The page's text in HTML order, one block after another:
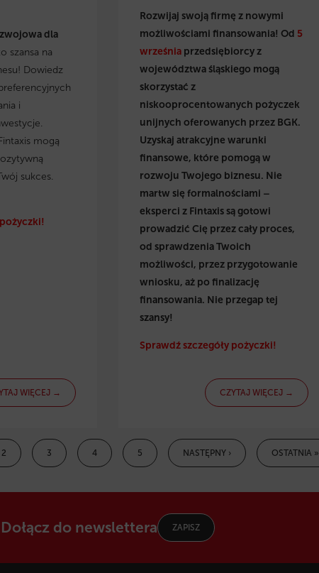
dla
szansa na
Dowiedz
i
mogą
sukces.
WIĘCEJ →
Rozwijaj swoją firmę z nowymi
możliwościami finansowania! Od 5
września przedsiębiorcy z
województwa śląskiego mogą
skorzystać z
niskooprocentowanych pożyczek
unijnych oferowanych przez BGK.
Uzyskaj atrakcyjne warunki
finansowe, które pomogą w
rozwoju Twojego biznesu. Nie
martw się formalnościami –
eksperci z Fintaxis są gotowi
prowadzić Cię przez cały proces,
od sprawdzenia Twoich
możliwości, przez przygotowanie
wniosku, aż po finalizację
finansowania. Nie przegap tej
szansy!
Sprawdź szczegóły pożyczki!
CZYTAJ WIĘCEJ →
2 3 4 5 NASTĘPNY › OSTATNIA »
Dołącz do newslettera ZAPISZ